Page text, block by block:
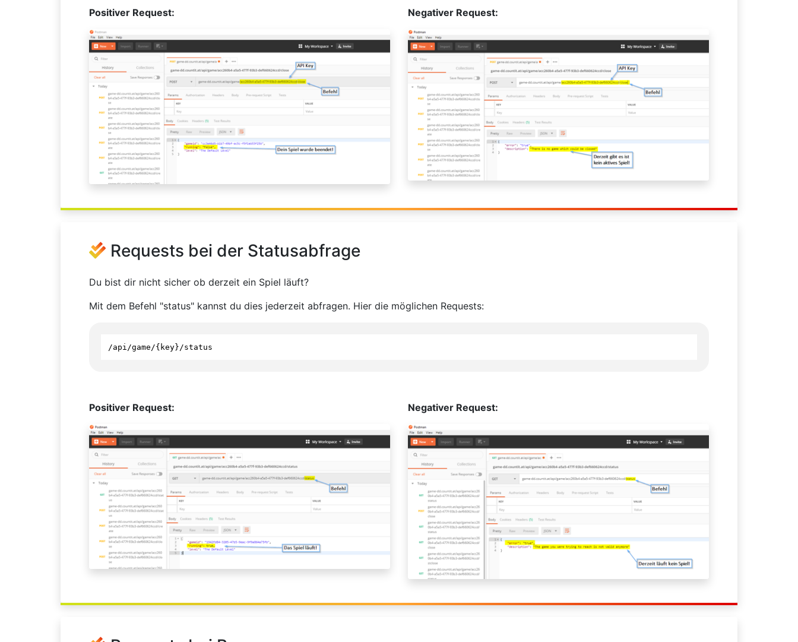
Positiver Request: Negativer Request:
Requests bei der Statusabfrage
Du bist dir nicht sicher ob derzeit ein Spiel läuft?
Mit dem Befehl "status" kannst du dies jederzeit abfragen. Hier die möglichen Requests:
/api /game /{ key} /status
Positiver Request: Negativer Request: